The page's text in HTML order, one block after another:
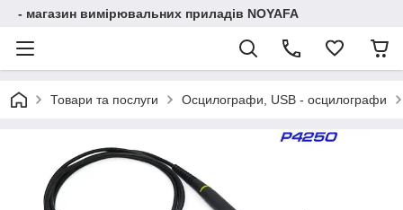
- магазин вимірювальних приладів NOYAFA
Товари та послуги Осцилографи, USB - осцилографи